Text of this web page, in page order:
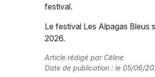
festival.
Le festival Les Alpagas Bleus
2026.
Article rédigé par Céline
Date de publication : le 05/06/